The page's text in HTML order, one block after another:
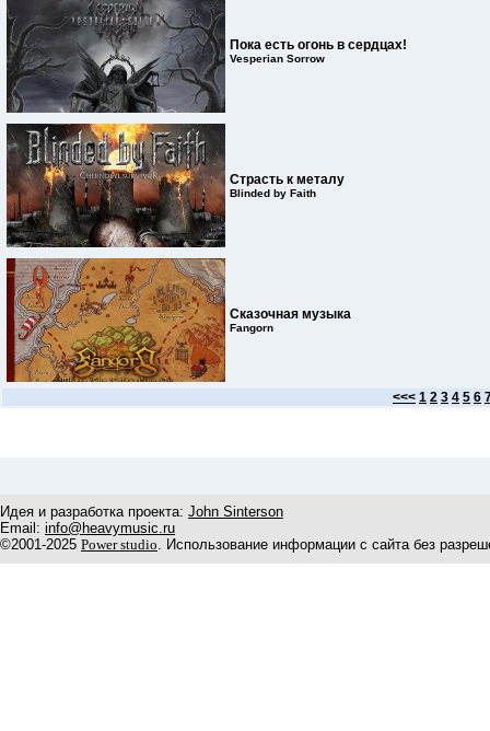
Пока есть огонь в сердцах!
Vesperian Sorrow
Страсть к металу
Blinded by Faith
Сказочная музыка
Fangorn
<<< 1 2 3 4 5 6
Идея и разработка проекта: John Sinterson
Email: info@heavymusic.ru
©2001-2025 Power studio. Использование информации с сайта без